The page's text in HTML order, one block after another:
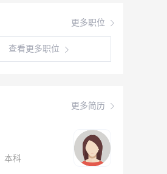
更多职位
查看更多职位
更多简历
本科